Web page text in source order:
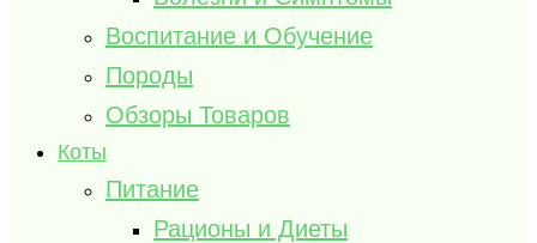
Воспитание и Обучение
Породы
Обзоры Товаров
Коты
Питание
Рационы и Диеты